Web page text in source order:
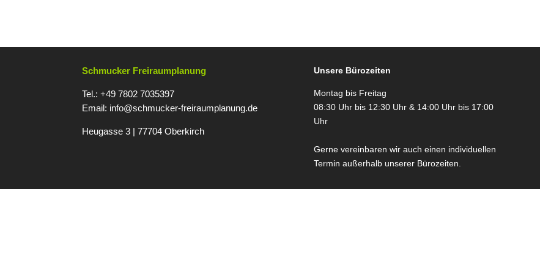
Schmucker Freiraumplanung
Tel.: +49 7802 7035397
Email: info@schmucker-freiraumplanung.de
Heugasse 3 | 77704 Oberkirch
Unsere Bürozeiten
Montag bis Freitag
08:30 Uhr bis 12:30 Uhr & 14:00 Uhr bis 17:00
Uhr
Gerne vereinbaren wir auch einen individuellen
Termin außerhalb unserer Bürozeiten.